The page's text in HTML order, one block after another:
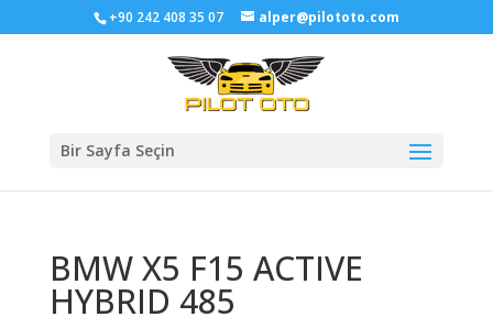
+90 242 408 35 07 alper@pilototo.com
Bir Sayfa Seçin
BMW X5 F15 ACTIVE
HYBRID 485